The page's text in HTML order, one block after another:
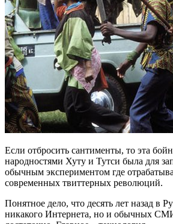
Если отбросить сантименты, то эта
народностями Хуту и Тутси была для
обычным экспериментом где
современных твиттерных революций.
Понятное дело, что десять лет назад в
никакого Интернета, но и обычных